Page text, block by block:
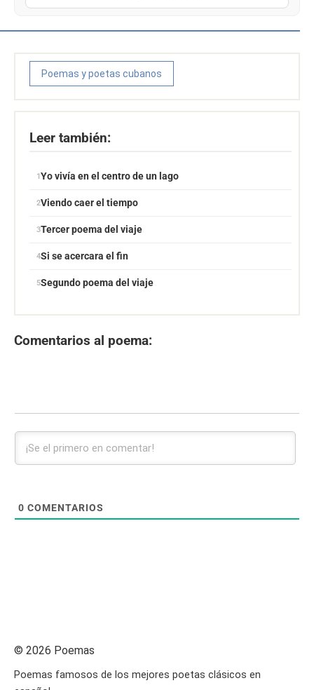
Poemas y poetas cubanos
Leer también:
Yo vivía en el centro de un lago
Viendo caer el tiempo
Tercer poema del viaje
Si se acercara el fin
Segundo poema del viaje
Comentarios al poema:
0 COMENTARIOS
© 2026 Poemas
Poemas famosos de los mejores poetas clásicos en